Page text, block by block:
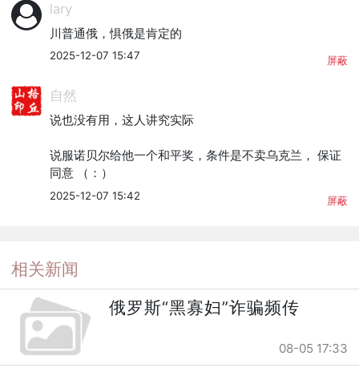
lary
川普通俄，惧俄是肯定的
2025-12-07 15:47 屏蔽
自然
说也没有用，这人讲究实际
说服诺贝尔给他一个和平奖，条件是不卖乌克兰， 保证
同意 （：）
2025-12-07 15:42 屏蔽
相关新闻
俄罗斯“黑寡妇”诈骗频传
08-05 17:33